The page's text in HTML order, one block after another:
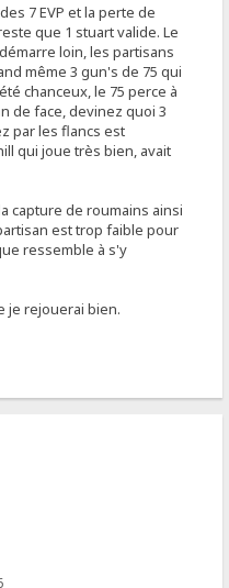
7 EVP et la perte de
que 1 stuart valide. Le
loin, les partisans
même 3 gun's de 75 qui
chanceux, le 75 perce à
de face, devinez quoi 3
par les flancs est
qui joue très bien, avait
capture de roumains ainsi
est trop faible pour
ressemble à s'y
je rejouerai bien.